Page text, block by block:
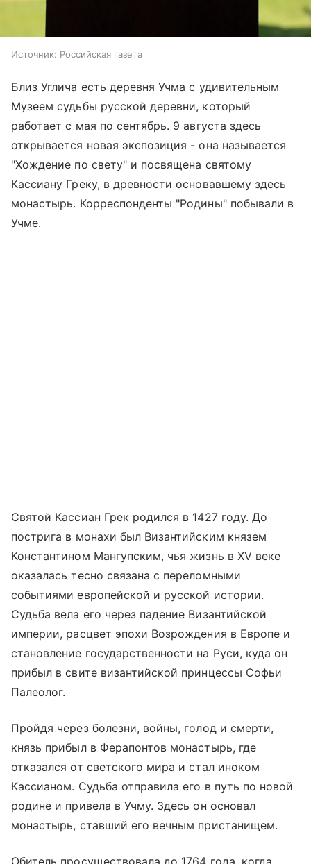
Источник: Российская газета
Близ Углича есть деревня Учма с удивительным
Музеем судьбы русской деревни, который
работает с мая по сентябрь. 9 августа здесь
открывается новая экспозиция - она называется
"Хождение по свету" и посвящена святому
Кассиану Греку, в древности основавшему здесь
монастырь. Корреспонденты "Родины" побывали в
Учме.
Святой Кассиан Грек родился в 1427 году. До
пострига в монахи был Византийским князем
Константином Мангупским, чья жизнь в XV веке
оказалась тесно связана с переломными
событиями европейской и русской истории.
Судьба вела его через падение Византийской
империи, расцвет эпохи Возрождения в Европе и
становление государственности на Руси, куда он
прибыл в свите византийской принцессы Софьи
Палеолог.
Пройдя через болезни, войны, голод и смерти,
князь прибыл в Ферапонтов монастырь, где
отказался от светского мира и стал иноком
Кассианом. Судьба отправила его в путь по новой
родине и привела в Учму. Здесь он основал
монастырь, ставший его вечным пристанищем.